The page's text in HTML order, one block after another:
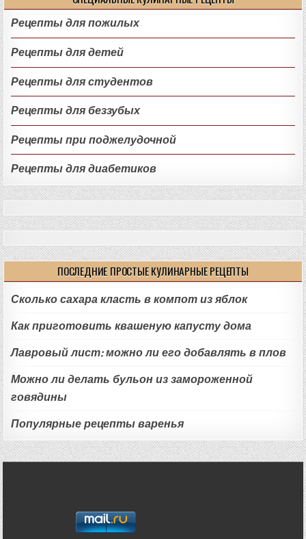
Рецепты для пожилых
Рецепты для детей
Рецепты для студентов
Рецепты для беззубых
Рецепты при поджелудочной
Рецепты для диабетиков
ПОСЛЕДНИЕ ПРОСТЫЕ КУЛИНАРНЫЕ РЕЦЕПТЫ
Сколько сахара класть в компот из яблок
Как приготовить квашеную капусту дома
Лавровый лист: можно ли его добавлять в плов
Можно ли делать бульон из замороженной
говядины
Популярные рецепты варенья